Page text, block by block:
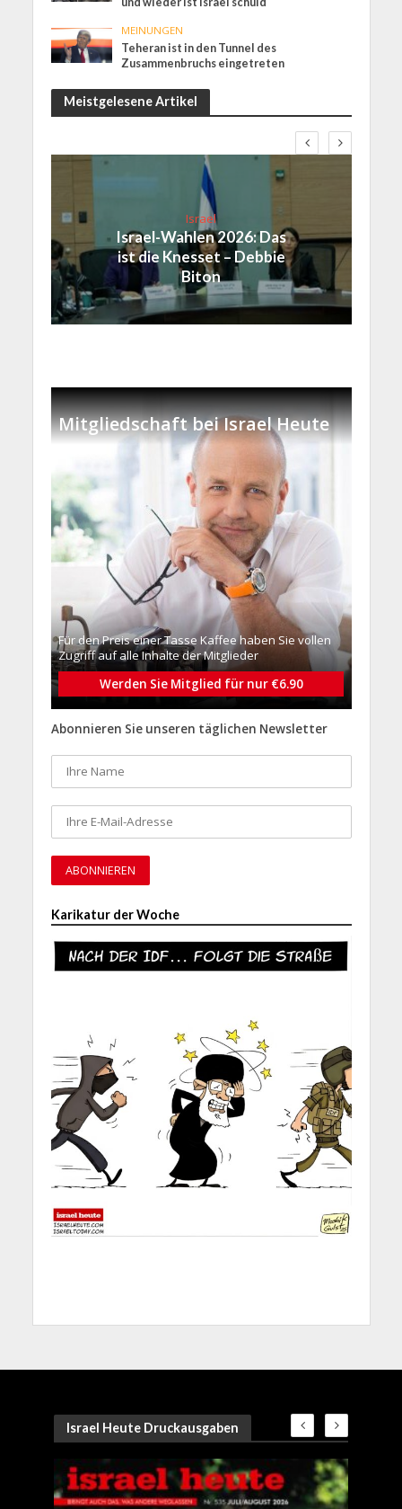
MEINUNGEN
Teheran ist in den Tunnel des
Zusammenbruchs eingetreten
Meistgelesene Artikel
Israel
Israel-Wahlen 2026: Das
ist die Knesset – Debbie
Biton
Mitgliedschaft bei Israel Heute
Für den Preis einer Tasse Kaffee haben Sie vollen
Zugriff auf alle Inhalte der Mitglieder
Werden Sie Mitglied für nur €6.90
Abonnieren Sie unseren täglichen Newsletter
Karikatur der Woche
Israel Heute Druckausgaben